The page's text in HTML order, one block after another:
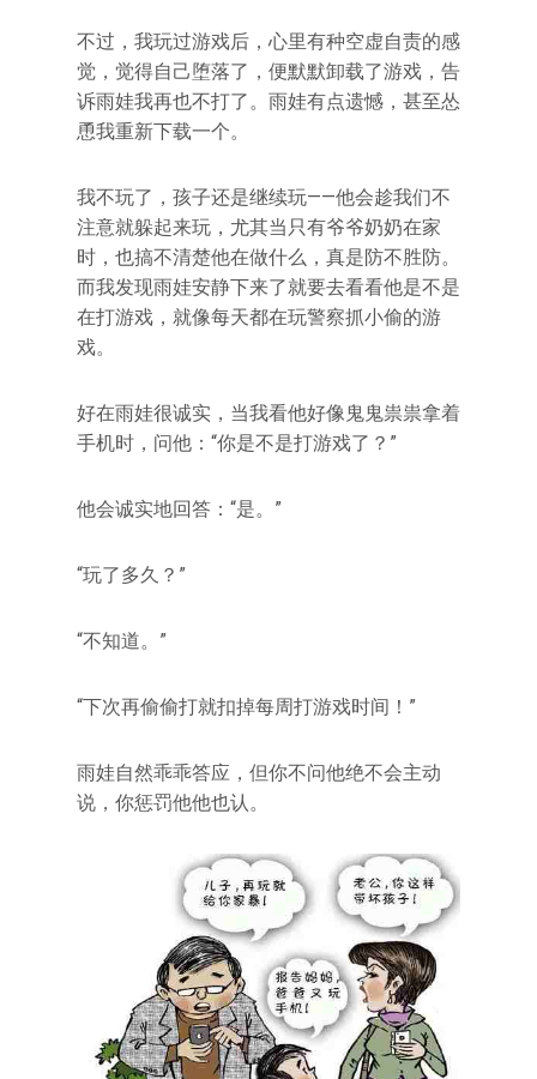
不过，我玩过游戏后，心里有种空虚自责的感
觉，觉得自己堕落了，便默默卸载了游戏，告
诉雨娃我再也不打了。雨娃有点遗憾，甚至怂
恿我重新下载一个。
我不玩了，孩子还是继续玩——他会趁我们不
注意就躲起来玩，尤其当只有爷爷奶奶在家
时，也搞不清楚他在做什么，真是防不胜防。
而我发现雨娃安静下来了就要去看看他是不是
在打游戏，就像每天都在玩警察抓小偷的游
戏。
好在雨娃很诚实，当我看他好像鬼鬼祟祟拿着
手机时，问他：“你是不是打游戏了？”
他会诚实地回答：“是。”
“玩了多久？”
“不知道。”
“下次再偷偷打就扣掉每周打游戏时间！”
雨娃自然乖乖答应，但你不问他绝不会主动
说，你惩罚他他也认。